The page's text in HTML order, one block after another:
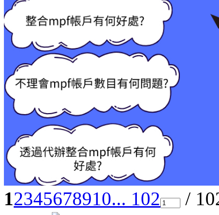
12345678910... 102 /